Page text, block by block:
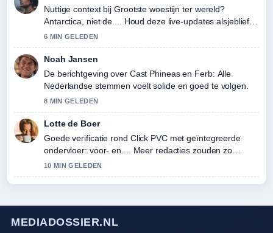
Nuttige context bij Grootste woestijn ter wereld?
Antarctica, niet de.... Houd deze live-updates alsjeblieft
gaande.
6 MIN GELEDEN
Noah Jansen
De berichtgeving over Cast Phineas en Ferb: Alle
Nederlandse stemmen voelt solide en goed te volgen.
8 MIN GELEDEN
Lotte de Boer
Goede verificatie rond Click PVC met geïntegreerde
ondervloer: voor- en.... Meer redacties zouden zo
moeten schrijven.
10 MIN GELEDEN
MEDIADOSSIER.NL